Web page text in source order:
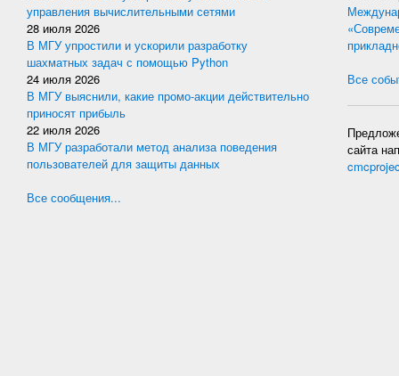
управления вычислительными сетями
28 июля 2026
В МГУ упростили и ускорили разработку
шахматных задач с помощью Python
24 июля 2026
В МГУ выяснили, какие промо-акции действительно
приносят прибыль
22 июля 2026
В МГУ разработали метод анализа поведения
пользователей для защиты данных
Все сообщения...
Все
сайта